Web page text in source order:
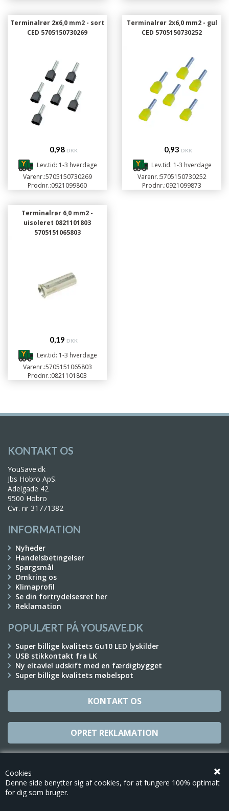
Cookies
Denne side benytter sig af cookies, for at fungere 100% optimalt
for dig som bruger.
Terminalrør 2x6,0 mm2 - sort
CED 5705150730269
0,98 DKK
Lev.tid: 1-3 hverdage
Varenr.:5705150730269
Prodnr.:0921099860
Terminalrør 2x6,0 mm2 - gul
CED 5705150730252
0,93 DKK
Lev.tid: 1-3 hverdage
Varenr.:5705150730252
Prodnr.:0921099873
Terminalrør 6,0 mm2 -
uisoleret 0821101803
5705151065803
0,19 DKK
Lev.tid: 1-3 hverdage
Varenr.:5705151065803
Prodnr.:0821101803
KONTAKT OS
YouSave.dk
Jbs Hobro ApS.
Adelgade 42
9500 Hobro
Cvr. nr 31771382
INFORMATION
Nyheder
Handelsbetingelser
Spørgsmål
Omkring os
Klimaprofil
Se din fortrydelsesret her
Reklamation
POPULÆRT PÅ YOUSAVE.DK
Super billige kvalitets Gu10 LED lyskilder
USB stikkontakt fra LK
Ny eltavle! udskift med en færdigbygget
Super billige kvalitets møbelspot
KONTAKT OS
OPRET REKLAMATION